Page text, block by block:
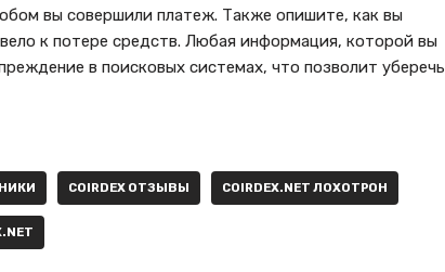
вы совершили платеж. Также опишите, как вы
к потере средств. Любая информация, которой вы
в поисковых системах, что позволит уберечь
COIRDEX ОТЗЫВЫ COIRDEX.NET ЛОХОТРОН